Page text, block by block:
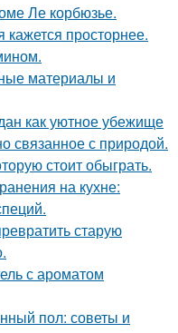
Ле корбюзье.
кажется просторнее.
материалы и
как уютное убежище
связанное с природой.
стоит обыграть.
на кухне:
старую
с ароматом
пол: советы и